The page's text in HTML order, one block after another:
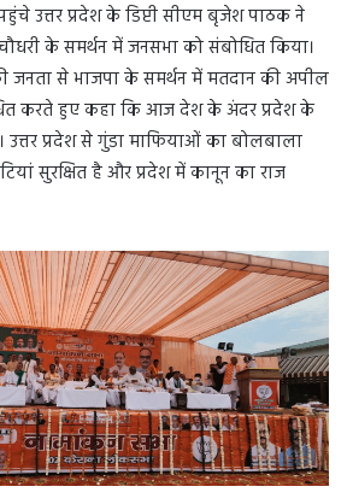
उत्तर प्रदेश के डिप्टी सीएम बृजेश पाठक ने
के समर्थन में जनसभा को संबोधित किया।
जनता से भाजपा के समर्थन में मतदान की अपील
करते हुए कहा कि आज देश के अंदर प्रदेश के
उत्तर प्रदेश से गुंडा माफियाओं का बोलबाला
सुरक्षित है और प्रदेश में कानून का राज